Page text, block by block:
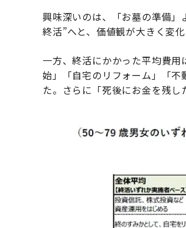
興味深いのは、「お墓の準備
終活”へと、価値観が大きく変
一方、終活にかかった平均費
始」「自宅のリフォーム」「
た。さらに「死後にお金を残